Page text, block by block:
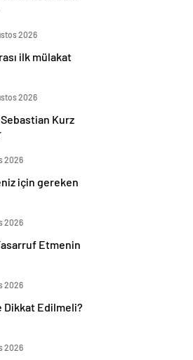
2026
ilk mülakat
2026
Kurz
2026
için gereken
2026
Etmenin
2026
Dikkat Edilmeli?
2026